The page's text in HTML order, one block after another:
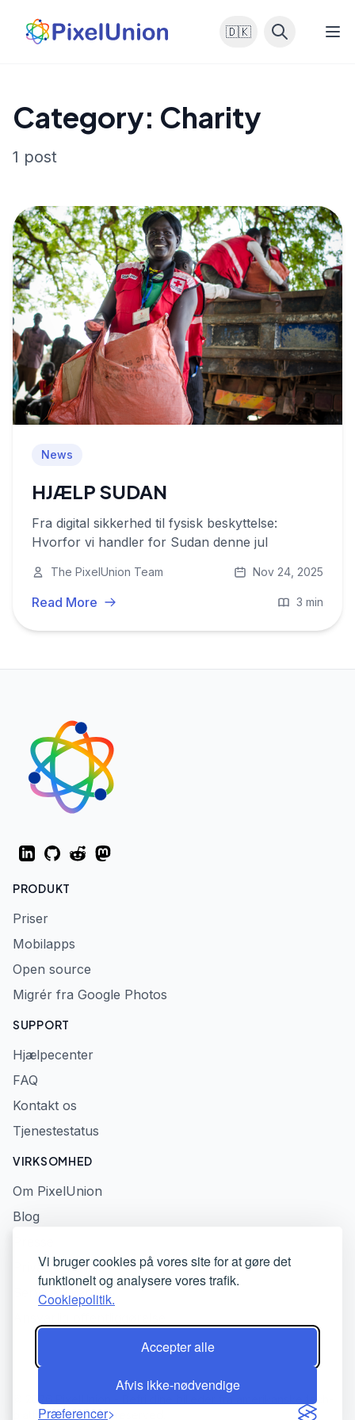
Vi bruger cookies på vores site for at gøre det
funktionelt og analysere vores trafik.
Cookiepolitik.
Accepter alle
Afvis ikke-nødvendige
Præferencer
🇩🇰
Category: Charity
1 post
News
HJÆLP SUDAN
Fra digital sikkerhed til fysisk beskyttelse:
Hvorfor vi handler for Sudan denne jul
The PixelUnion Team Nov 24, 2025
Read More 3 min
LinkedInGitHubRedditMastodon
PRODUKT
Priser
Mobilapps
Open source
Migrér fra Google Photos
SUPPORT
Hjælpecenter
FAQ
Kontakt os
Tjenestestatus
VIRKSOMHED
Om PixelUnion
Blog
Privatlivspolitik
Servicevilkår
© 2026 PixelUnion - Befri dine billeder fra amerikanske tech-
platforme. All rights reserved.